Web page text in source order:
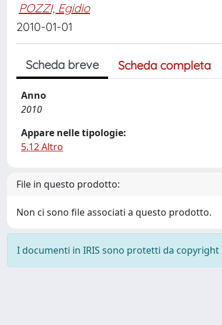
POZZI, Egidio
2010-01-01
Scheda breve Scheda completa
Anno
2010
Appare nelle tipologie:
5.12 Altro
File in questo prodotto:
Non ci sono file associati a questo prodotto.
I documenti in IRIS sono protetti da